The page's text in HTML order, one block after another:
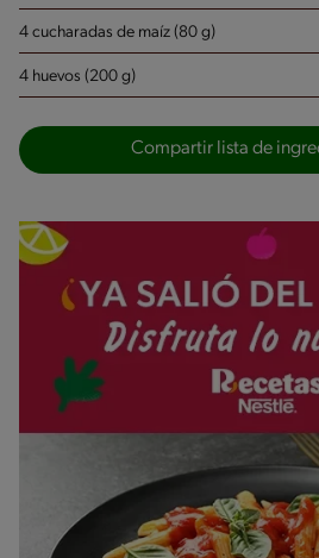
4 cucharadas de maíz (80 g)
4 huevos (200 g)
Compartir lista de